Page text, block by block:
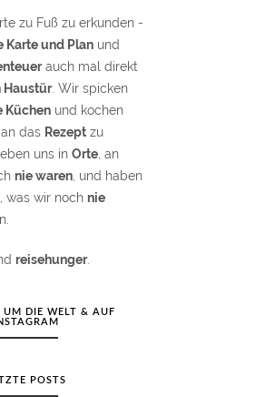
zu Fuß zu erkunden -
Karte und Planund
auch mal direkt
Haustür. Wir spicken
Küchenund kochen
das Rezeptzu
uns in Orte, an
nie waren, und haben
was wir noch nie
reisehunger.
UM DIE WELT & AUF
POSTS